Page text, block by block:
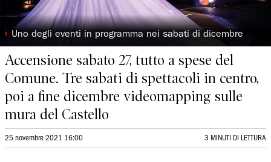
◗ Uno degli eventi in programma nei sabati di dicembre
Accensione sabato 27, tutto a spese del
Comune. Tre sabati di spettacoli in centro,
poi a fine dicembre videomapping sulle
mura del Castello
25 novembre 2021 16:00 3 MINUTI DI LETTURA